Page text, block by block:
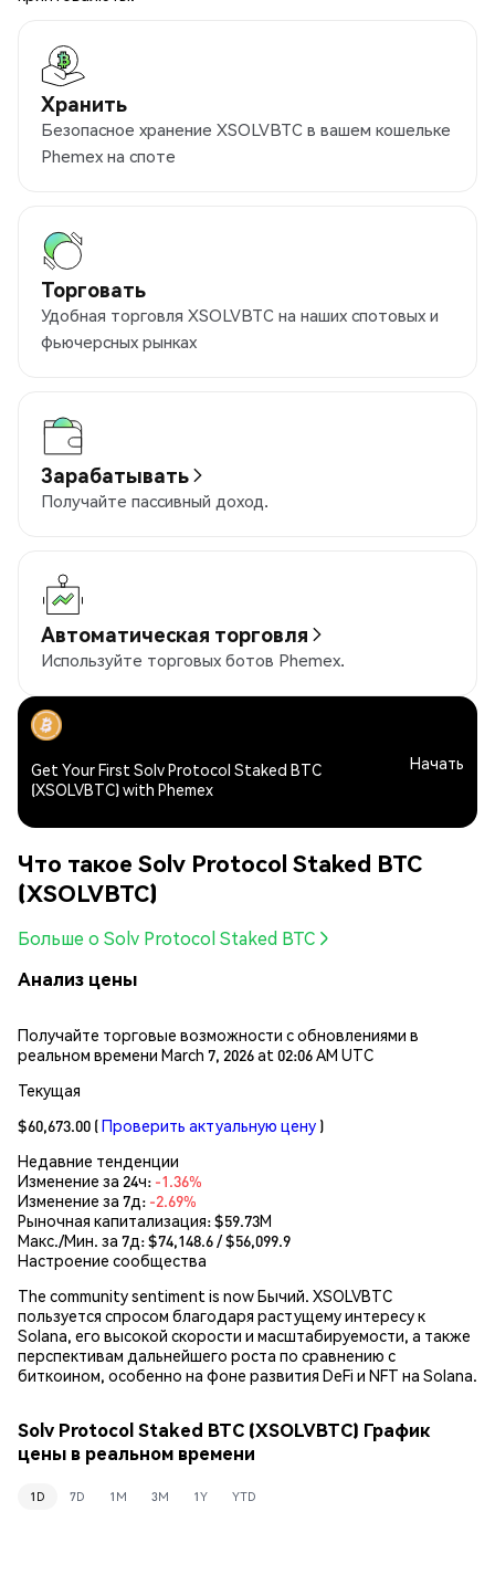
Хранить
Безопасное хранение XSOLVBTC в вашем кошельке
Phemex на споте
Торговать
Удобная торговля XSOLVBTC на наших спотовых и
фьючерсных рынках
Зарабатывать
Получайте пассивный доход.
Автоматическая торговля
Используйте торговых ботов Phemex.
Get Your First Solv Protocol Staked BTC
(XSOLVBTC) with Phemex
Начать
Что такое Solv Protocol Staked BTC
(XSOLVBTC)
Больше о Solv Protocol Staked BTC
Анализ цены
Получайте торговые возможности с обновлениями в
реальном времени March 7, 2026 at 02:06 AM UTC
Текущая
$60,673.00 (Проверить актуальную цену )
Недавние тенденции
Изменение за 24ч: -1.36%
Изменение за 7д: -2.69%
Рыночная капитализация:$59.73M
Макс./Мин. за 7д: $74,148.6/ $56,099.9
Настроение сообщества
The community sentiment is now Бычий. XSOLVBTC
пользуется спросом благодаря растущему интересу к
Solana, его высокой скорости и масштабируемости, а также
перспективам дальнейшего роста по сравнению с
биткоином, особенно на фоне развития DeFi и NFT на Solana.
Solv Protocol Staked BTC (XSOLVBTC) График
цены в реальном времени
1D 7D 1M 3M 1Y YTD